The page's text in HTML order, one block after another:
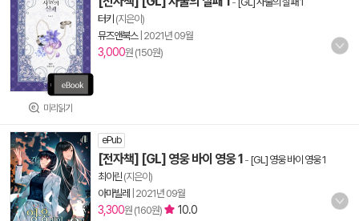
미리읽기
터키 (지은이)
뮤즈앤북스| 2021년 09월
3,000원 (150원)
ePub
[전자책] [GL] 영웅 바이 영웅 1 - [GL] 영웅 바이 영웅 1
최이린 (지은이)
아마빌레
2021년 09월
3,300원 (160원) 10.0